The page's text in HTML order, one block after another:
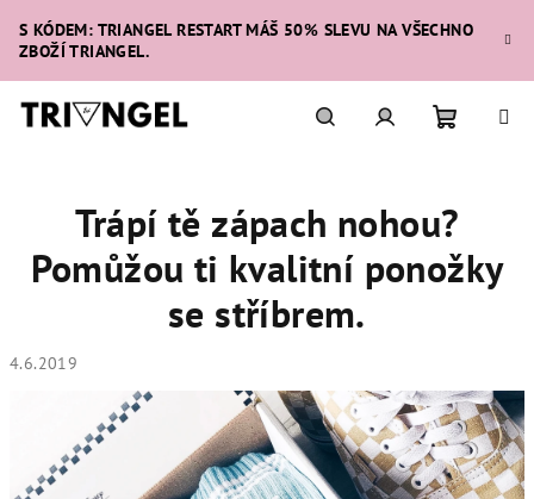
obsah
S KÓDEM: TRIANGEL RESTART MÁŠ 50% SLEVU NA VŠECHNO
ZBOŽÍ TRIANGEL.
košík
Trápí tě zápach nohou?
Pomůžou ti kvalitní ponožky
se stříbrem.
4.6.2019